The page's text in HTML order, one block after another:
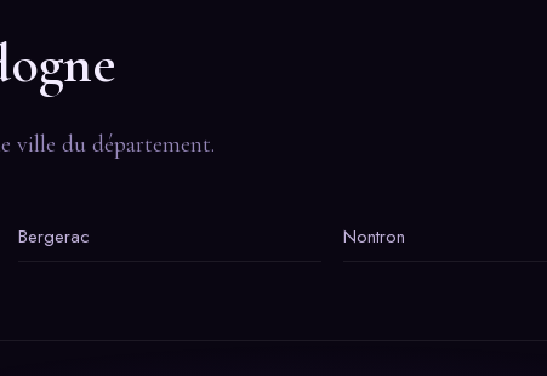
ville du département.
Bergerac Nontron